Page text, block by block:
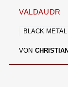
VALDAUDR
BLACK METAL
VON